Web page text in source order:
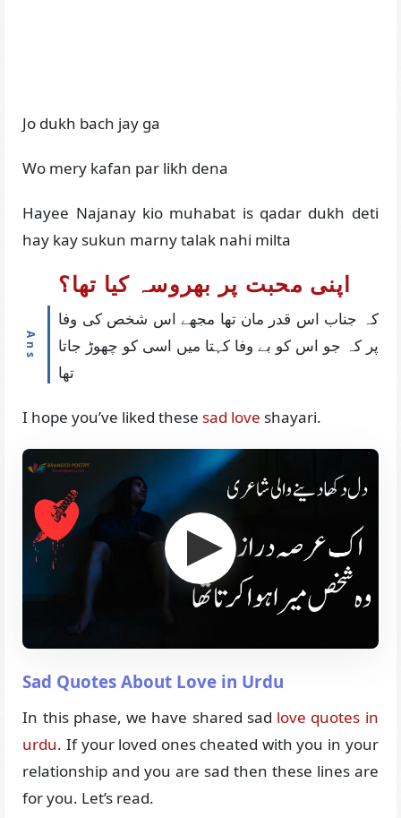
Jo dukh bach jay ga
Wo mery kafan par likh dena
Hayee Najanay kio muhabat is qadar dukh deti
hay kay sukun marny talak nahi milta
اپنی محبت پر بھروسہ کیا تھا؟
کہ جناب اس قدر مان تھا مجھے اس شخص کی وفا
پر کہ جو اس کو بے وفا کہتا میں اسی کو چھوڑ جاتا
تھا
I hope you’ve liked these sad love shayari.
Sad Quotes About Love in Urdu
In this phase, we have shared sad love quotes in
urdu. If your loved ones cheated with you in your
relationship and you are sad then these lines are
for you. Let’s read.